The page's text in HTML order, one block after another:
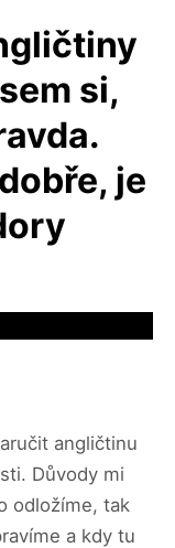
si,
je
angličtinu
Důvody mi
odložíme, tak
a kdy tu